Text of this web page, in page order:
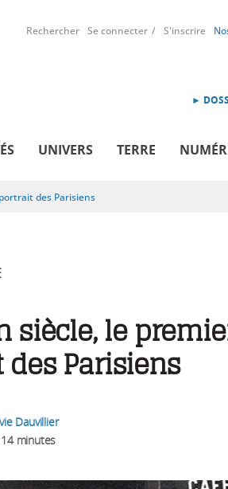
Rechercher Se connecter S'inscrire
►
UNIVERS TERRE
des Parisiens
siècle, le
Parisiens
Dauvillier
minutes